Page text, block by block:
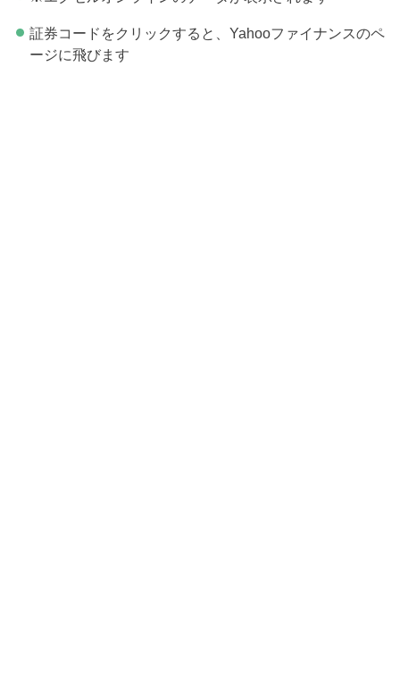
証券コードをクリックすると、Yahooファイナンスのペ
ージに飛びます